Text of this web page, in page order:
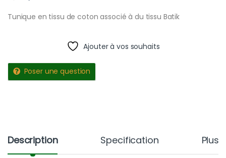
Tunique en tissu de coton associé à du tissu Batik
Ajouter à vos souhaits
Poser une question
Description Specification Plus